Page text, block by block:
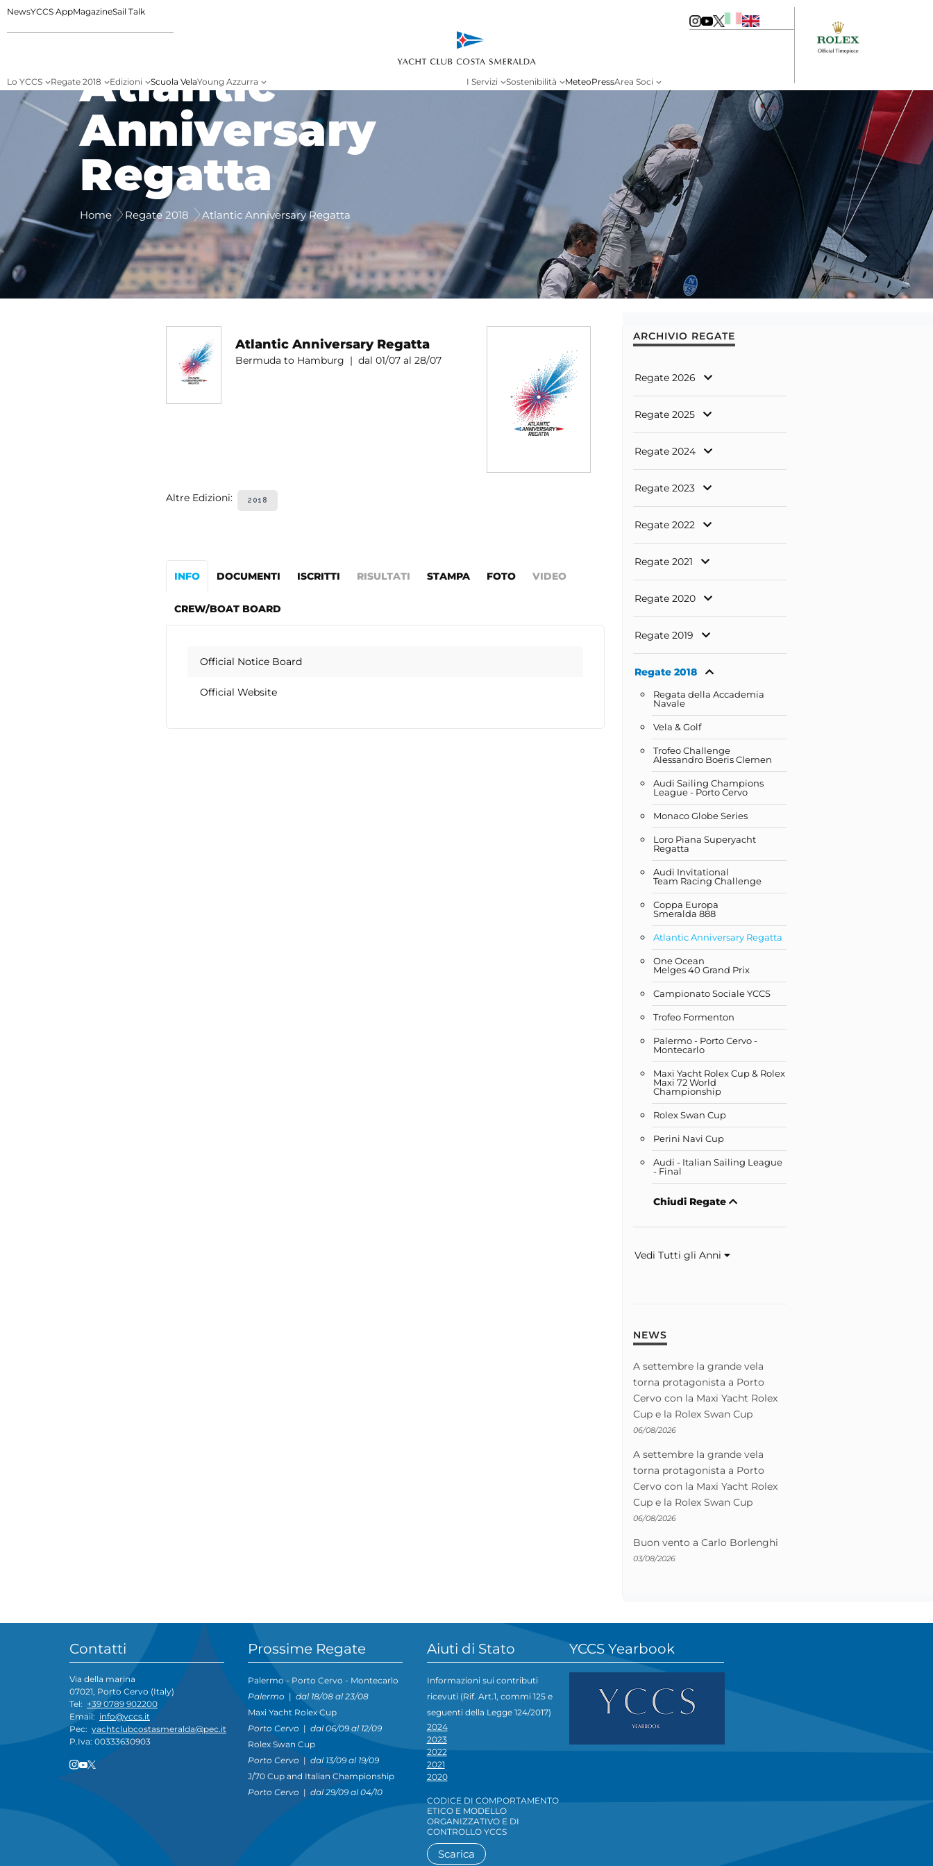
NewsYCCS AppMagazineSail Talk
Lo YCCS Regate 2018 Edizioni Scuola VelaYoung Azzurra I Servizi Sostenibilità MeteoPressArea Soci
Atlantic
Anniversary
Regatta
Home Regate 2018 Atlantic Anniversary Regatta
Atlantic Anniversary Regatta
Bermuda to Hamburg | dal 01/07 al 28/07
Altre Edizioni: 2018
INFO DOCUMENTI ISCRITTI RISULTATI STAMPA FOTO VIDEO
CREW/BOAT BOARD
Official Notice Board
Official Website
ARCHIVIO REGATE
Regate 2026
Regate 2025
Regate 2024
Regate 2023
Regate 2022
Regate 2021
Regate 2020
Regate 2019
Regate 2018
Regata della Accademia
Navale
Vela & Golf
Trofeo Challenge
Alessandro Boeris Clemen
Audi Sailing Champions
League - Porto Cervo
Monaco Globe Series
Loro Piana Superyacht
Regatta
Audi Invitational
Team Racing Challenge
Coppa Europa
Smeralda 888
Atlantic Anniversary Regatta
One Ocean
Melges 40 Grand Prix
Campionato Sociale YCCS
Trofeo Formenton
Palermo - Porto Cervo -
Montecarlo
Maxi Yacht Rolex Cup & Rolex
Maxi 72 World
Championship
Rolex Swan Cup
Perini Navi Cup
Audi - Italian Sailing League
- Final
Chiudi Regate
Vedi Tutti gli Anni
NEWS
A settembre la grande vela
torna protagonista a Porto
Cervo con la Maxi Yacht Rolex
Cup e la Rolex Swan Cup
06/08/2026
A settembre la grande vela
torna protagonista a Porto
Cervo con la Maxi Yacht Rolex
Cup e la Rolex Swan Cup
06/08/2026
Buon vento a Carlo Borlenghi
03/08/2026
Contatti
Via della marina
07021, Porto Cervo (Italy)
Tel: +39 0789 902200
Email: info@yccs.it
Pec: yachtclubcostasmeralda@pec.it
P.Iva: 00333630903
Prossime Regate
Palermo - Porto Cervo - Montecarlo
Palermo |dal 18/08 al 23/08
Maxi Yacht Rolex Cup
Porto Cervo |dal 06/09 al 12/09
Rolex Swan Cup
Porto Cervo |dal 13/09 al 19/09
J/70 Cup and Italian Championship
Porto Cervo |dal 29/09 al 04/10
Aiuti di Stato
Informazioni sui contributi
ricevuti (Rif. Art.1, commi 125 e
seguenti della Legge 124/2017)
2024
2023
2022
2021
2020
CODICE DI COMPORTAMENTO
ETICO E MODELLO
ORGANIZZATIVO E DI
CONTROLLO YCCS
Scarica
YCCS Yearbook